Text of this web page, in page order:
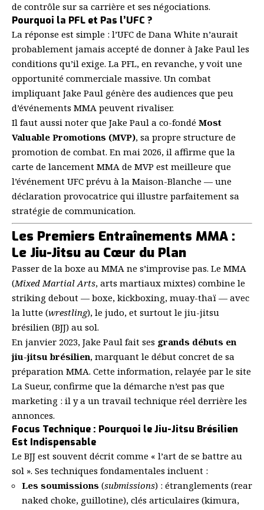
de contrôle sur sa carrière et ses négociations.
Pourquoi la PFL et Pas l’UFC ?
La réponse est simple : l’UFC de Dana White n’aurait
probablement jamais accepté de donner à Jake Paul les
conditions qu’il exige. La PFL, en revanche, y voit une
opportunité commerciale massive. Un combat
impliquant Jake Paul génère des audiences que peu
d’événements MMA peuvent rivaliser.
Il faut aussi noter que Jake Paul a co-fondé Most
Valuable Promotions (MVP), sa propre structure de
promotion de combat. En mai 2026, il affirme que la
carte de lancement MMA de MVP est meilleure que
l’événement UFC prévu à la Maison-Blanche — une
déclaration provocatrice qui illustre parfaitement sa
stratégie de communication.
Les Premiers Entraînements MMA :
Le Jiu-Jitsu au Cœur du Plan
Passer de la boxe au MMA ne s’improvise pas. Le MMA
(Mixed Martial Arts, arts martiaux mixtes) combine le
striking debout — boxe, kickboxing, muay-thaï — avec
la lutte (wrestling), le judo, et surtout le jiu-jitsu
brésilien (BJJ) au sol.
En janvier 2023, Jake Paul fait ses grands débuts en
jiu-jitsu brésilien, marquant le début concret de sa
préparation MMA. Cette information, relayée par le site
La Sueur, confirme que la démarche n’est pas que
marketing : il y a un travail technique réel derrière les
annonces.
Focus Technique : Pourquoi le Jiu-Jitsu Brésilien
Est Indispensable
Le BJJ est souvent décrit comme « l’art de se battre au
sol ». Ses techniques fondamentales incluent :
Les soumissions (submissions) : étranglements (rear
naked choke, guillotine), clés articulaires (kimura,